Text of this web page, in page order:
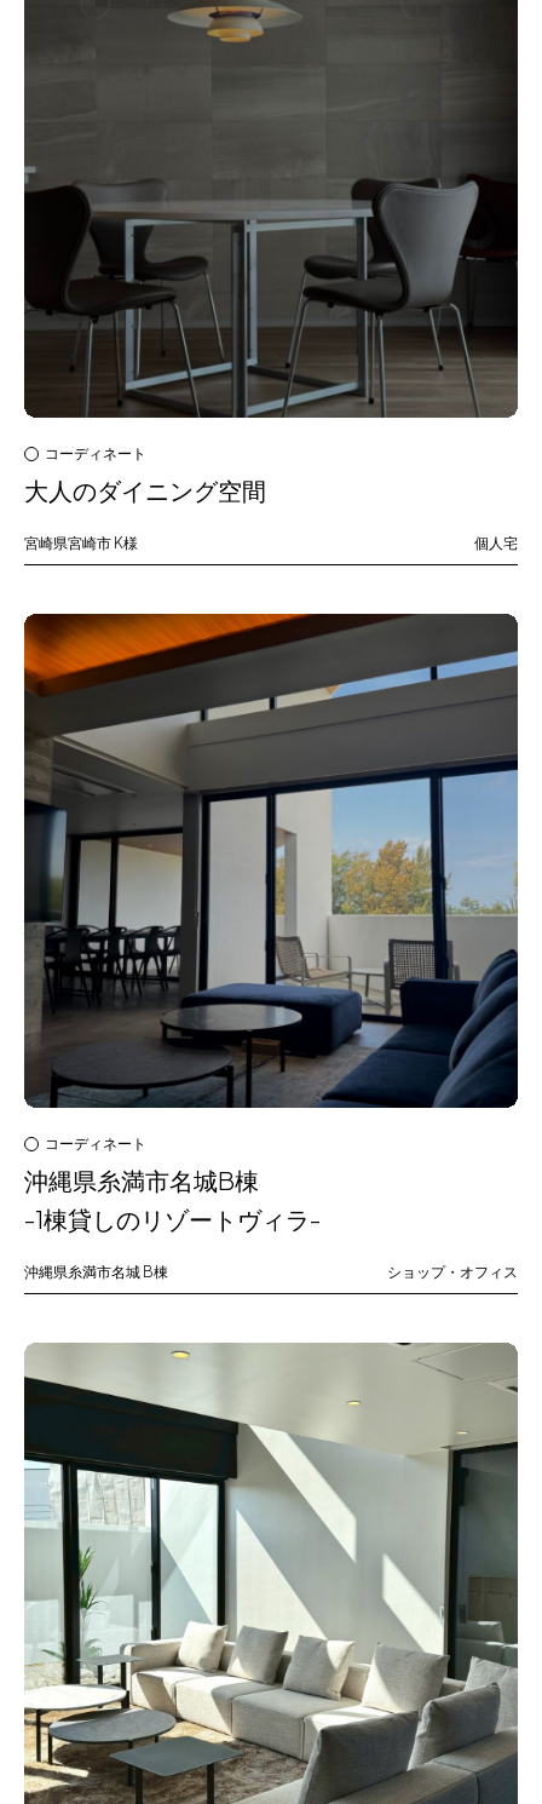
コーディネート
大人のダイニング空間
宮崎県宮崎市 K様 個人宅
コーディネート
沖縄県糸満市名城B棟
-1棟貸しのリゾートヴィラ-
沖縄県糸満市名城 B棟 ショップ・オフィス